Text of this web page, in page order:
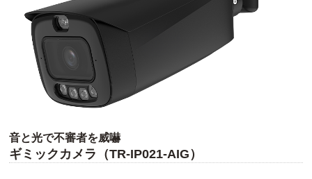
音と光で不審者を威嚇
ギミックカメラ（TR-IP021-AIG）